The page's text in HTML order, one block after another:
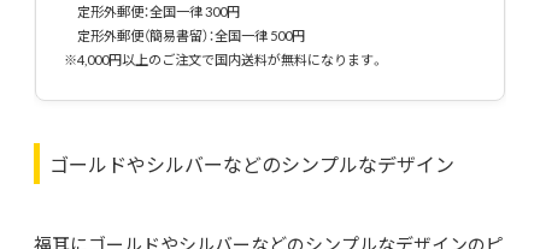
定形外郵便：全国一律 300円
定形外郵便（簡易書留）：全国一律 500円
※4,000円以上のご注文で国内送料が無料になります。
ゴールドやシルバーなどのシンプルなデザイン